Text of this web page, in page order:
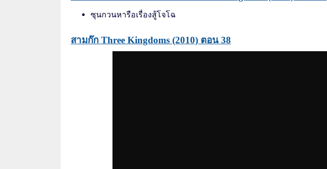
ซุนกวนหารือเรื่องสู้โจโฉ
สามก๊ก Three Kingdoms (2010) ตอน 38